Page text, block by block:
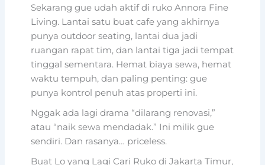
Sekarang gue udah aktif di ruko Annora Fine
Living. Lantai satu buat cafe yang akhirnya
punya outdoor seating, lantai dua jadi
ruangan rapat tim, dan lantai tiga jadi tempat
tinggal sementara. Hemat biaya sewa, hemat
waktu tempuh, dan paling penting: gue
punya kontrol penuh atas properti ini.
Nggak ada lagi drama “dilarang renovasi,”
atau “naik sewa mendadak.” Ini milik gue
sendiri. Dan rasanya… priceless.
Buat Lo yang Lagi Cari Ruko di Jakarta Timur,